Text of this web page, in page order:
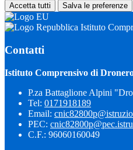
Accetta tutti Salva le preferenze
Istituto
Contatti
Istituto Comprensivo di
P.za Battaglione Alpini
Tel: 0171918189
Email:
PEC:
C.F.: 96060160049